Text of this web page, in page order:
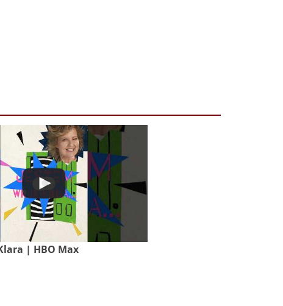
| HBO Max